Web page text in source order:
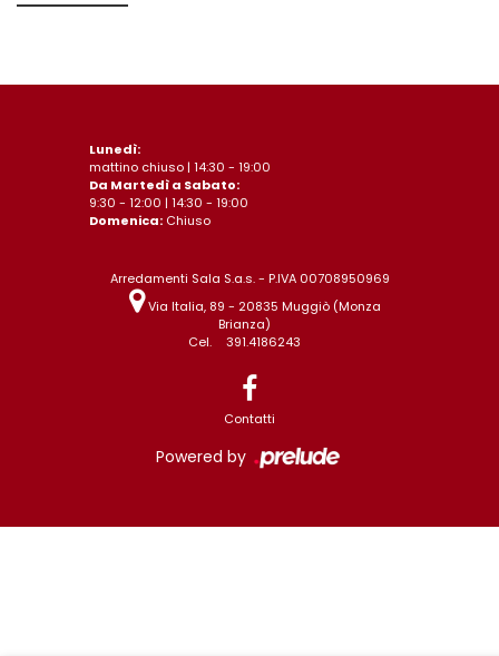
Lunedì:
mattino chiuso | 14:30 - 19:00
Da Martedì a Sabato:
9:30 - 12:00 | 14:30 - 19:00
Domenica: Chiuso
Arredamenti Sala S.a.s. - P.IVA 00708950969
Via Italia, 89 - 20835 Muggiò (Monza
Brianza)
Cel.
391.4186243
Contatti
Powered by